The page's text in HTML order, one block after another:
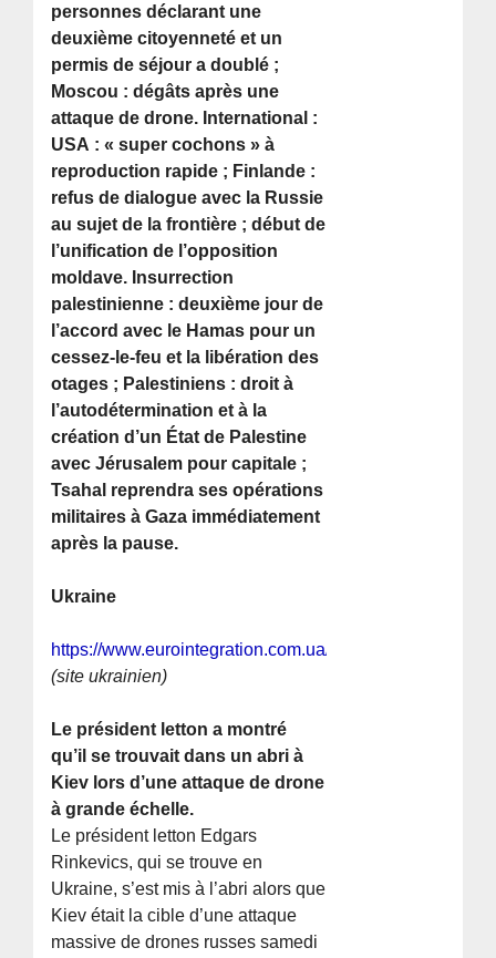
personnes déclarant une
deuxième citoyenneté et un
permis de séjour a doublé ;
Moscou : dégâts après une
attaque de drone. International :
USA : « super cochons » à
reproduction rapide ; Finlande :
refus de dialogue avec la Russie
au sujet de la frontière ; début de
l’unification de l’opposition
moldave. Insurrection
palestinienne : deuxième jour de
l’accord avec le Hamas pour un
cessez-le-feu et la libération des
otages ; Palestiniens : droit à
l’autodétermination et à la
création d’un État de Palestine
avec Jérusalem pour capitale ;
Tsahal reprendra ses opérations
militaires à Gaza immédiatement
après la pause.
Ukraine
https://www.eurointegration.com.ua/rus/news/2023/11/
(site ukrainien)
Le président letton a montré
qu’il se trouvait dans un abri à
Kiev lors d’une attaque de drone
à grande échelle.
Le président letton Edgars
Rinkevics, qui se trouve en
Ukraine, s’est mis à l’abri alors que
Kiev était la cible d’une attaque
massive de drones russes samedi